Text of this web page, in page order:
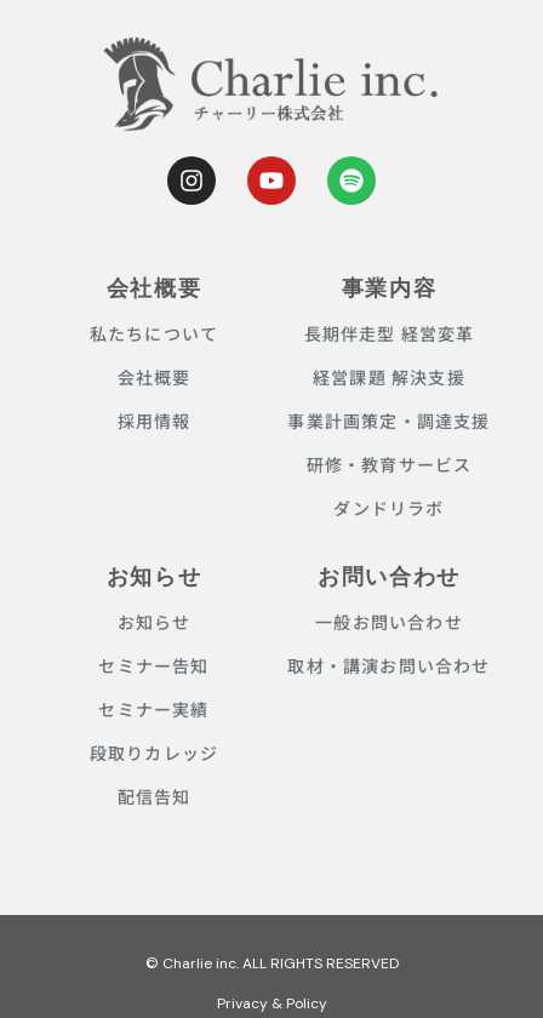
会社概要
私たちについて
会社概要
採用情報
事業内容
長期伴走型 経営変革
経営課題 解決支援
事業計画策定・調達支援
研修・教育サービス
ダンドリラボ
お知らせ
お知らせ
セミナー告知
セミナー実績
段取りカレッジ
配信告知
お問い合わせ
一般お問い合わせ
取材・講演お問い合わせ
© Charlie inc. ALL RIGHTS RESERVED
Privacy & Policy